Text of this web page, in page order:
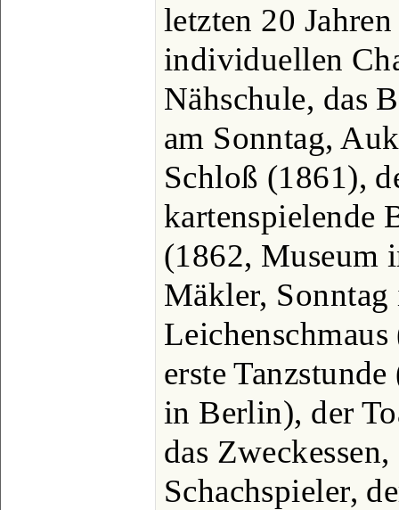
letzten 20
individuellen
Nähschule, das
am Sonntag,
Schloß (1861),
kartenspielende
(1862, Museum
Mäkler,
erste
in Berlin), der
das
Schachspieler,